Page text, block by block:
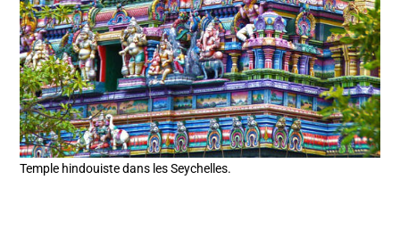
Temple hindouiste dans les Seychelles.